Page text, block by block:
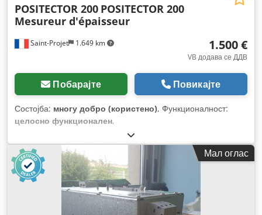
Saint-Projet 1.649 km
POSITECTOR 200 POSITECTOR 200
Mesureur d'épaisseur
1.500 €
VB додава се ДДВ
Побарајте Повикајте
Состојба: многу добро (користено), Функционалност:
целосно функционален,
Мал оглас